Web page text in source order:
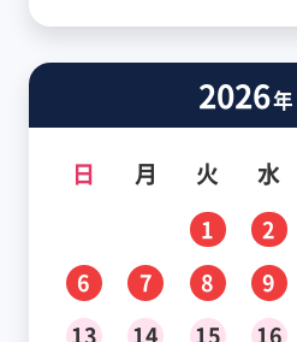
2026年
日 月 火 水
1 2
6
7 8 9